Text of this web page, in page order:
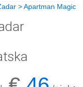
>Apartman Magic